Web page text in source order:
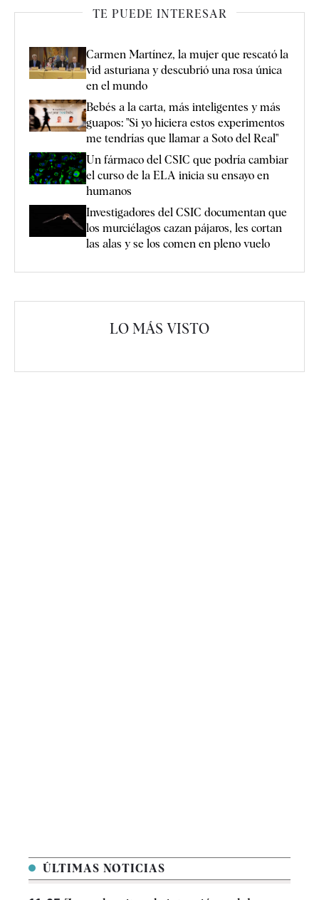
TE PUEDE INTERESAR
Carmen Martínez, la mujer que rescató la
vid asturiana y descubrió una rosa única
en el mundo
Bebés a la carta, más inteligentes y más
guapos: "Si yo hiciera estos experimentos
me tendrías que llamar a Soto del Real"
Un fármaco del CSIC que podría cambiar
el curso de la ELA inicia su ensayo en
humanos
Investigadores del CSIC documentan que
los murciélagos cazan pájaros, les cortan
las alas y se los comen en pleno vuelo
LO MÁS VISTO
ÚLTIMAS NOTICIAS